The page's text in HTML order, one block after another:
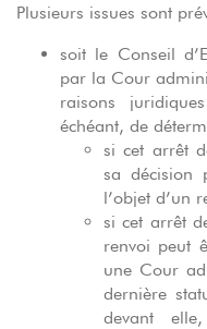
Plusieurs issues sont
soit le Conseil
par la Cour
raisons
échéant, de
si cet arrêt
sa décision
l’objet d’un
si cet arrêt
renvoi peut
une Cour
dernière
devant